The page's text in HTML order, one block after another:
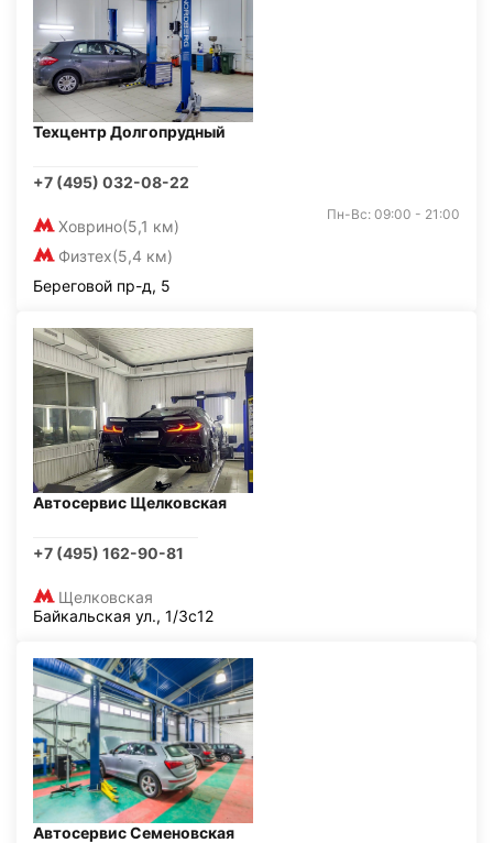
Техцентр Долгопрудный
+7 (495) 032-08-22
Ховрино(5,1 км)
Физтех(5,4 км)
Пн-Вс: 09:00 - 21:00
Береговой пр-д, 5
Автосервис Щелковская
+7 (495) 162-90-81
Щелковская
Байкальская ул., 1/3с12
Автосервис Семеновская